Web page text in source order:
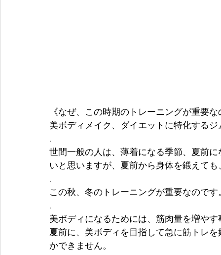
《なぜ、この時期のトレーニングが重要な
美ボディメイク、ダイエットに特化するジ
.
世間一般の人は、薄着になる季節、夏前
いと思いますが、夏前から身体を鍛えて
.
この秋、冬のトレーニングが重要なのです
.
美ボディになるためには、筋肉量を増や
夏前に、美ボディを目指して急に筋トレ
かできません。